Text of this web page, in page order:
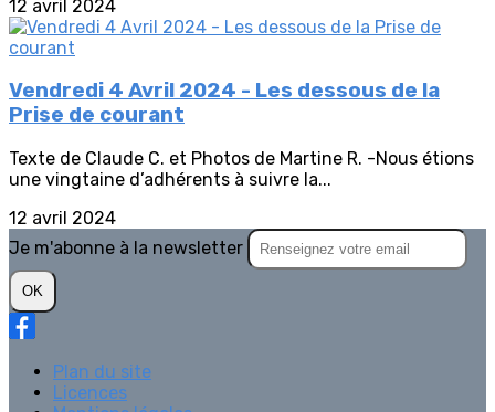
12 avril 2024
Vendredi 4 Avril 2024 - Les dessous de la
Prise de courant
Texte de Claude C. et Photos de Martine R. -Nous étions
une vingtaine d’adhérents à suivre la...
12 avril 2024
Je m'abonne à la newsletter
OK
Plan du site
Licences